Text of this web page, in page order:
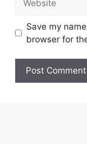
Save my
browser for